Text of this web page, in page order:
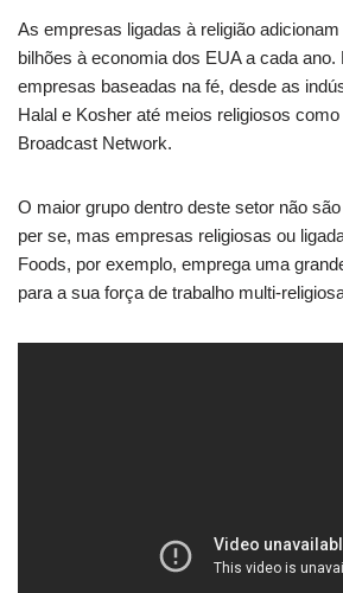
As empresas ligadas à religião
bilhões à economia dos EUA a cada ano.
empresas baseadas na fé, desde as
Halal e Kosher até meios religiosos
Broadcast Network.
O maior grupo dentro deste setor não
per se, mas empresas religiosas ou
Foods, por exemplo, emprega uma
para a sua força de trabalho multi-